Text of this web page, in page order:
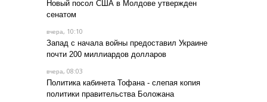
Новый посол США в Молдове утвержден
сенатом
вчера, 10:10
Запад с начала войны предоставил Украине
почти 200 миллиардов долларов
вчера, 08:03
Политика кабинета Тофана - слепая копия
политики правительства Боложана